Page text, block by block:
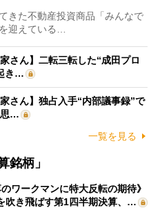
きた不動産投資商品「みんなで
迎えている…
さん】二転三転した“成田プロ
き…
さん】独占入手“内部議事録”で
思…
一覧を見る
銘柄」
のワークマンに特大反転の期待》
吹き飛ばす第1四半期決算、…